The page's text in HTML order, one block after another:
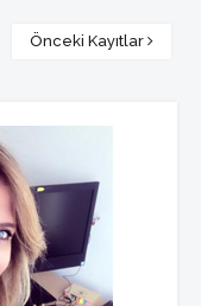
Önceki Kayıtlar